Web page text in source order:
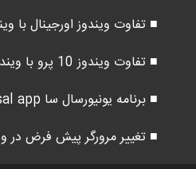
■ تفاوت ویندوز اورجینال با
■ تفاوت ویندوز 10 پرو با ویندوز 10 Home
■ برنامه یونیورسال سا Universal app چیه ؟
■ تغییر مرورگر پیش فرض در